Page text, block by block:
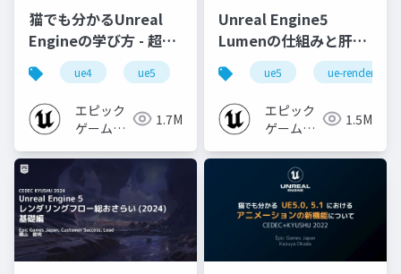
猫でも分かるUnreal
Engineの学び方 - 超初
心者向け編 - 2023 v1.0
ue4 ue5 ue-beginner
エピック
ゲームズ
1.7M
Unreal Engine5
Lumenの仕組みと肝心
なところ
ue5 ue-rendering
エピック
ゲームズ
1.5M